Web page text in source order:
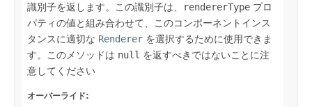
識別子を返します。この識別子は、
rendererType プロ
パティの値と組み合わせて、このコンポーネントインス
タンスに適切な Renderer を選択するために使用できま
す。このメソッドは null を返すべきではないことに注
意してください
オーバーライド: